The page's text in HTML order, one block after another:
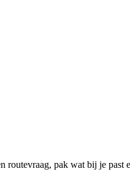
routevraag, pak wat bij je past